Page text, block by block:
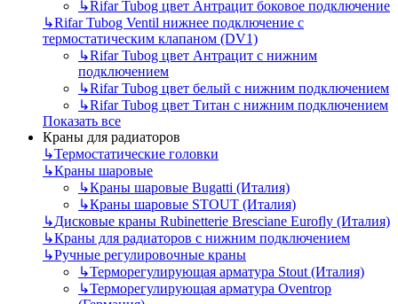
↳Rifar Tubog цвет Антрацит боковое подключение
↳Rifar Tubog Ventil нижнее подключение с
термостатическим клапаном (DV1)
↳Rifar Tubog цвет Антрацит с нижним
подключением
↳Rifar Tubog цвет белый с нижним подключением
↳Rifar Tubog цвет Титан с нижним подключением
Показать все
Краны для радиаторов
↳Термостатические головки
↳Краны шаровые
↳Краны шаровые Bugatti (Италия)
↳Краны шаровые STOUT (Италия)
↳Дисковые краны Rubinetterie Bresciane Eurofly (Италия)
↳Краны для радиаторов с нижним подключением
↳Ручные регулировочные краны
↳Терморегулирующая арматура Stout (Италия)
↳Терморегулирующая арматура Oventrop